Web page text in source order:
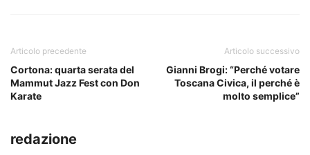
Articolo precedente
Cortona: quarta serata del
Mammut Jazz Fest con Don
Karate
Articolo successivo
Gianni Brogi: “Perché votare
Toscana Civica, il perché è
molto semplice”
redazione